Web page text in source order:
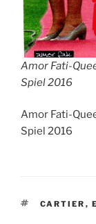
Amor Fati-
Spiel 2016
Amor Fati-
Spiel 2016
CARTIER ,